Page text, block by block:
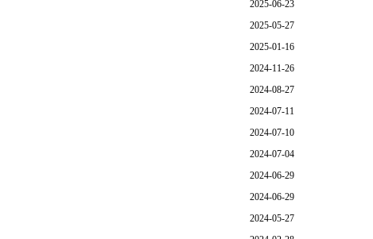
2025-06-23
2025-05-27
2025-01-16
2024-11-26
2024-08-27
2024-07-11
2024-07-10
2024-07-04
2024-06-29
2024-06-29
2024-05-27